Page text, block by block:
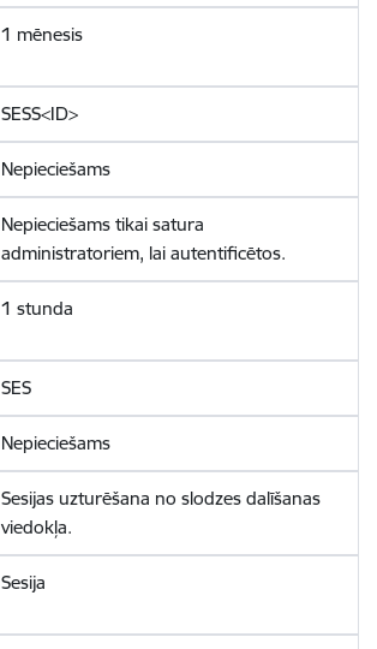
1 mēnesis
SESS<ID>
Nepieciešams
Nepieciešams tikai satura
administratoriem, lai autentificētos.
1 stunda
SES
Nepieciešams
Sesijas uzturēšana no slodzes dalīšanas
viedokļa.
Sesija